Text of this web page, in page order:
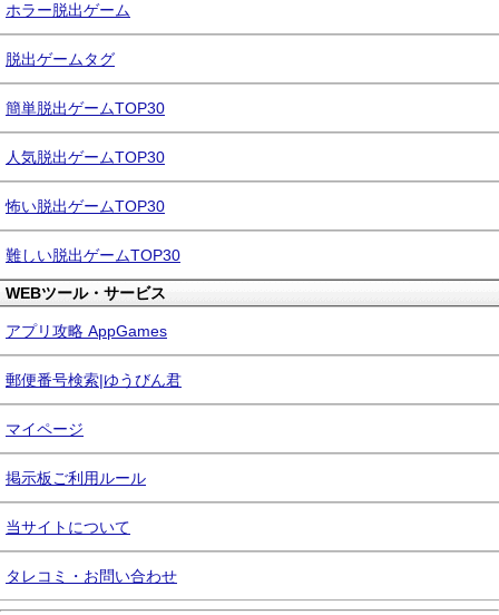
ホラー脱出ゲーム
脱出ゲームタグ
簡単脱出ゲームTOP30
人気脱出ゲームTOP30
怖い脱出ゲームTOP30
難しい脱出ゲームTOP30
WEBツール・サービス
アプリ攻略 AppGames
郵便番号検索|ゆうびん君
マイページ
掲示板ご利用ルール
当サイトについて
タレコミ・お問い合わせ